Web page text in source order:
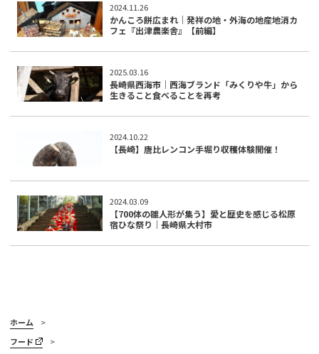
2024.11.26
かんころ餅広まれ｜発祥の地・外海の地産地消カ
フェ『出津農楽舎』【前編】
2025.03.16
長崎県西海市｜西海ブランド「みくりや牛」から
生きること食べることを再考
2024.10.22
【長崎】唐比レンコン手堀り収穫体験開催！
2024.03.09
【700体の雛人形が集う】愛と歴史を感じる松原
宿ひな祭り｜長崎県大村市
ホーム
フード